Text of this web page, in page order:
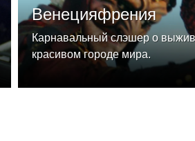
Венецияфрения
Карнавальный слэшер о
красивом городе мира.